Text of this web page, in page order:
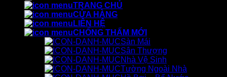
TRANG CHỦ
CỬA HÀNG
LIÊN HỆ
CHỐNG THẤM MỚI
Sàn Mái
Sân Thượng
Nhà Vệ Sinh
Tường Ngoài Nhà